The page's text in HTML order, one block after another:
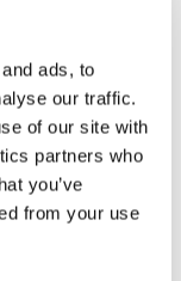
ads, to
our traffic.
of our site with
partners who
you’ve
from your use